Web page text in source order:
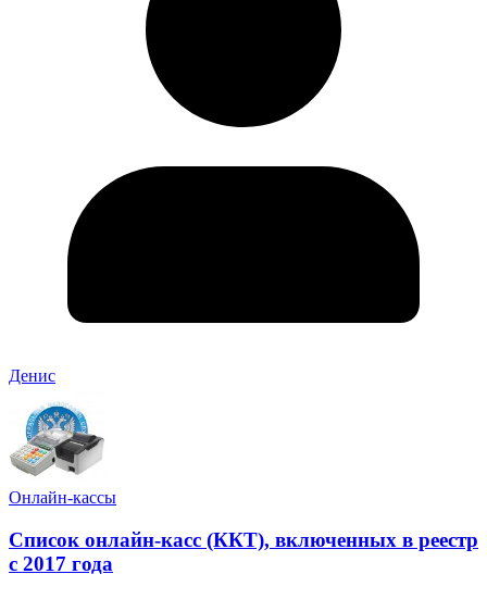
Денис
Онлайн-кассы
Список онлайн-касс (ККТ), включенных в реестр
с 2017 года